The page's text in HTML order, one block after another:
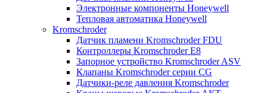
Электронные компоненты Honeywell
Тепловая автоматика Honeywell
Kromschroder
Датчик пламени Kromschroder FDU
Контроллеры Kromschroder E8
Запорное устройство Kromschroder ASV
Клапаны Kromschroder серии CG
Датчики-реле давления Kromschroder